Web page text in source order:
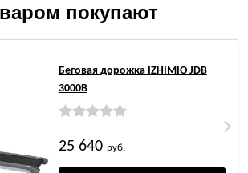
покупают
Беговая дорожка IZHIMIO JDB
3000B
25 640 руб.